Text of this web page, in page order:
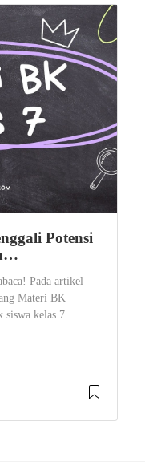
Potensi
Pada artikel
Materi BK
kelas 7.